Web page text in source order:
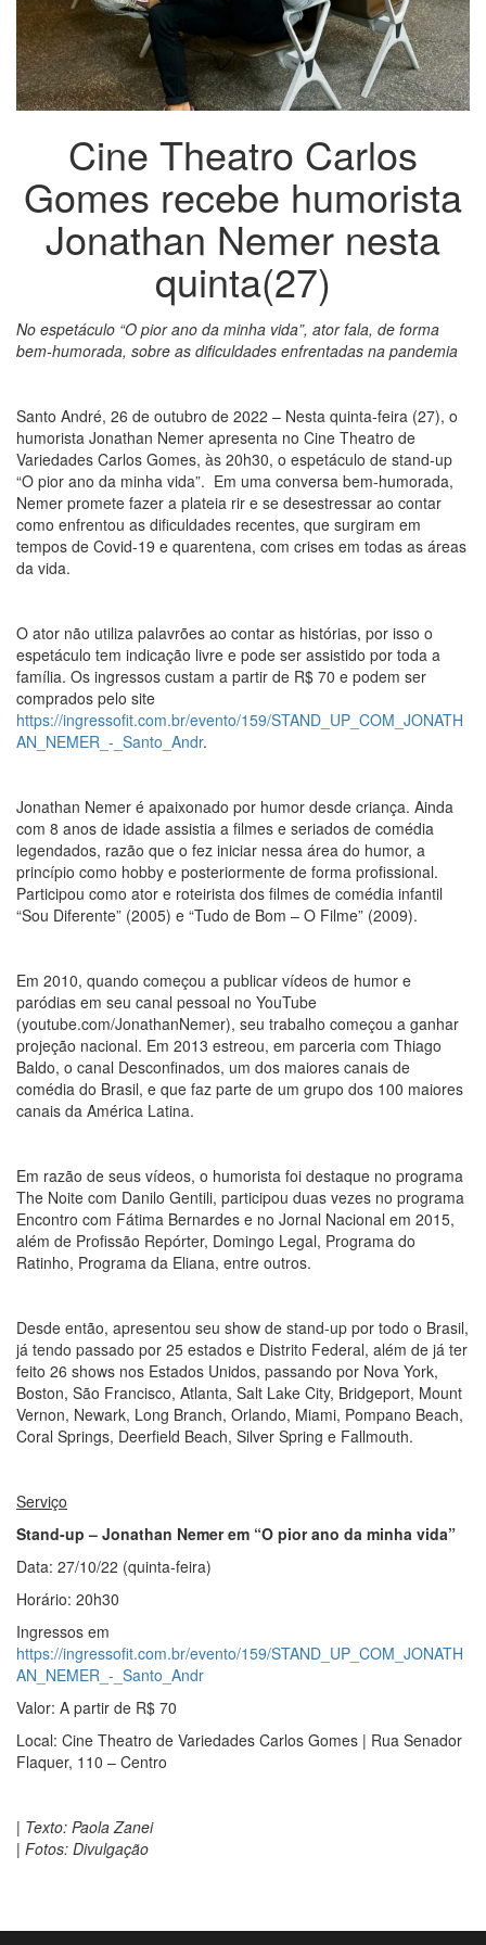
Cine Theatro Carlos
Gomes recebe humorista
Jonathan Nemer nesta
quinta(27)
No espetáculo “O pior ano da minha vida”, ator fala, de forma
bem-humorada, sobre as dificuldades enfrentadas na pandemia
Santo André, 26 de outubro de 2022 – Nesta quinta-feira (27), o
humorista Jonathan Nemer apresenta no Cine Theatro de
Variedades Carlos Gomes, às 20h30, o espetáculo de stand-up
“O pior ano da minha vida”. Em uma conversa bem-humorada,
Nemer promete fazer a plateia rir e se desestressar ao contar
como enfrentou as dificuldades recentes, que surgiram em
tempos de Covid-19 e quarentena, com crises em todas as áreas
da vida.
O ator não utiliza palavrões ao contar as histórias, por isso o
espetáculo tem indicação livre e pode ser assistido por toda a
família. Os ingressos custam a partir de R$ 70 e podem ser
comprados pelo site
https://ingressofit.com.br/evento/159/STAND_UP_COM_JONATH
AN_NEMER_-_Santo_Andr.
Jonathan Nemer é apaixonado por humor desde criança. Ainda
com 8 anos de idade assistia a filmes e seriados de comédia
legendados, razão que o fez iniciar nessa área do humor, a
princípio como hobby e posteriormente de forma profissional.
Participou como ator e roteirista dos filmes de comédia infantil
“Sou Diferente” (2005) e “Tudo de Bom – O Filme” (2009).
Em 2010, quando começou a publicar vídeos de humor e
paródias em seu canal pessoal no YouTube
(youtube.com/JonathanNemer), seu trabalho começou a ganhar
projeção nacional. Em 2013 estreou, em parceria com Thiago
Baldo, o canal Desconfinados, um dos maiores canais de
comédia do Brasil, e que faz parte de um grupo dos 100 maiores
canais da América Latina.
Em razão de seus vídeos, o humorista foi destaque no programa
The Noite com Danilo Gentili, participou duas vezes no programa
Encontro com Fátima Bernardes e no Jornal Nacional em 2015,
além de Profissão Repórter, Domingo Legal, Programa do
Ratinho, Programa da Eliana, entre outros.
Desde então, apresentou seu show de stand-up por todo o Brasil,
já tendo passado por 25 estados e Distrito Federal, além de já ter
feito 26 shows nos Estados Unidos, passando por Nova York,
Boston, São Francisco, Atlanta, Salt Lake City, Bridgeport, Mount
Vernon, Newark, Long Branch, Orlando, Miami, Pompano Beach,
Coral Springs, Deerfield Beach, Silver Spring e Fallmouth.
Serviço
Stand-up – Jonathan Nemer em “O pior ano da minha vida”
Data: 27/10/22 (quinta-feira)
Horário: 20h30
Ingressos em
https://ingressofit.com.br/evento/159/STAND_UP_COM_JONATH
AN_NEMER_-_Santo_Andr
Valor: A partir de R$ 70
Local: Cine Theatro de Variedades Carlos Gomes | Rua Senador
Flaquer, 110 – Centro
| Texto: Paola Zanei
| Fotos: Divulgação